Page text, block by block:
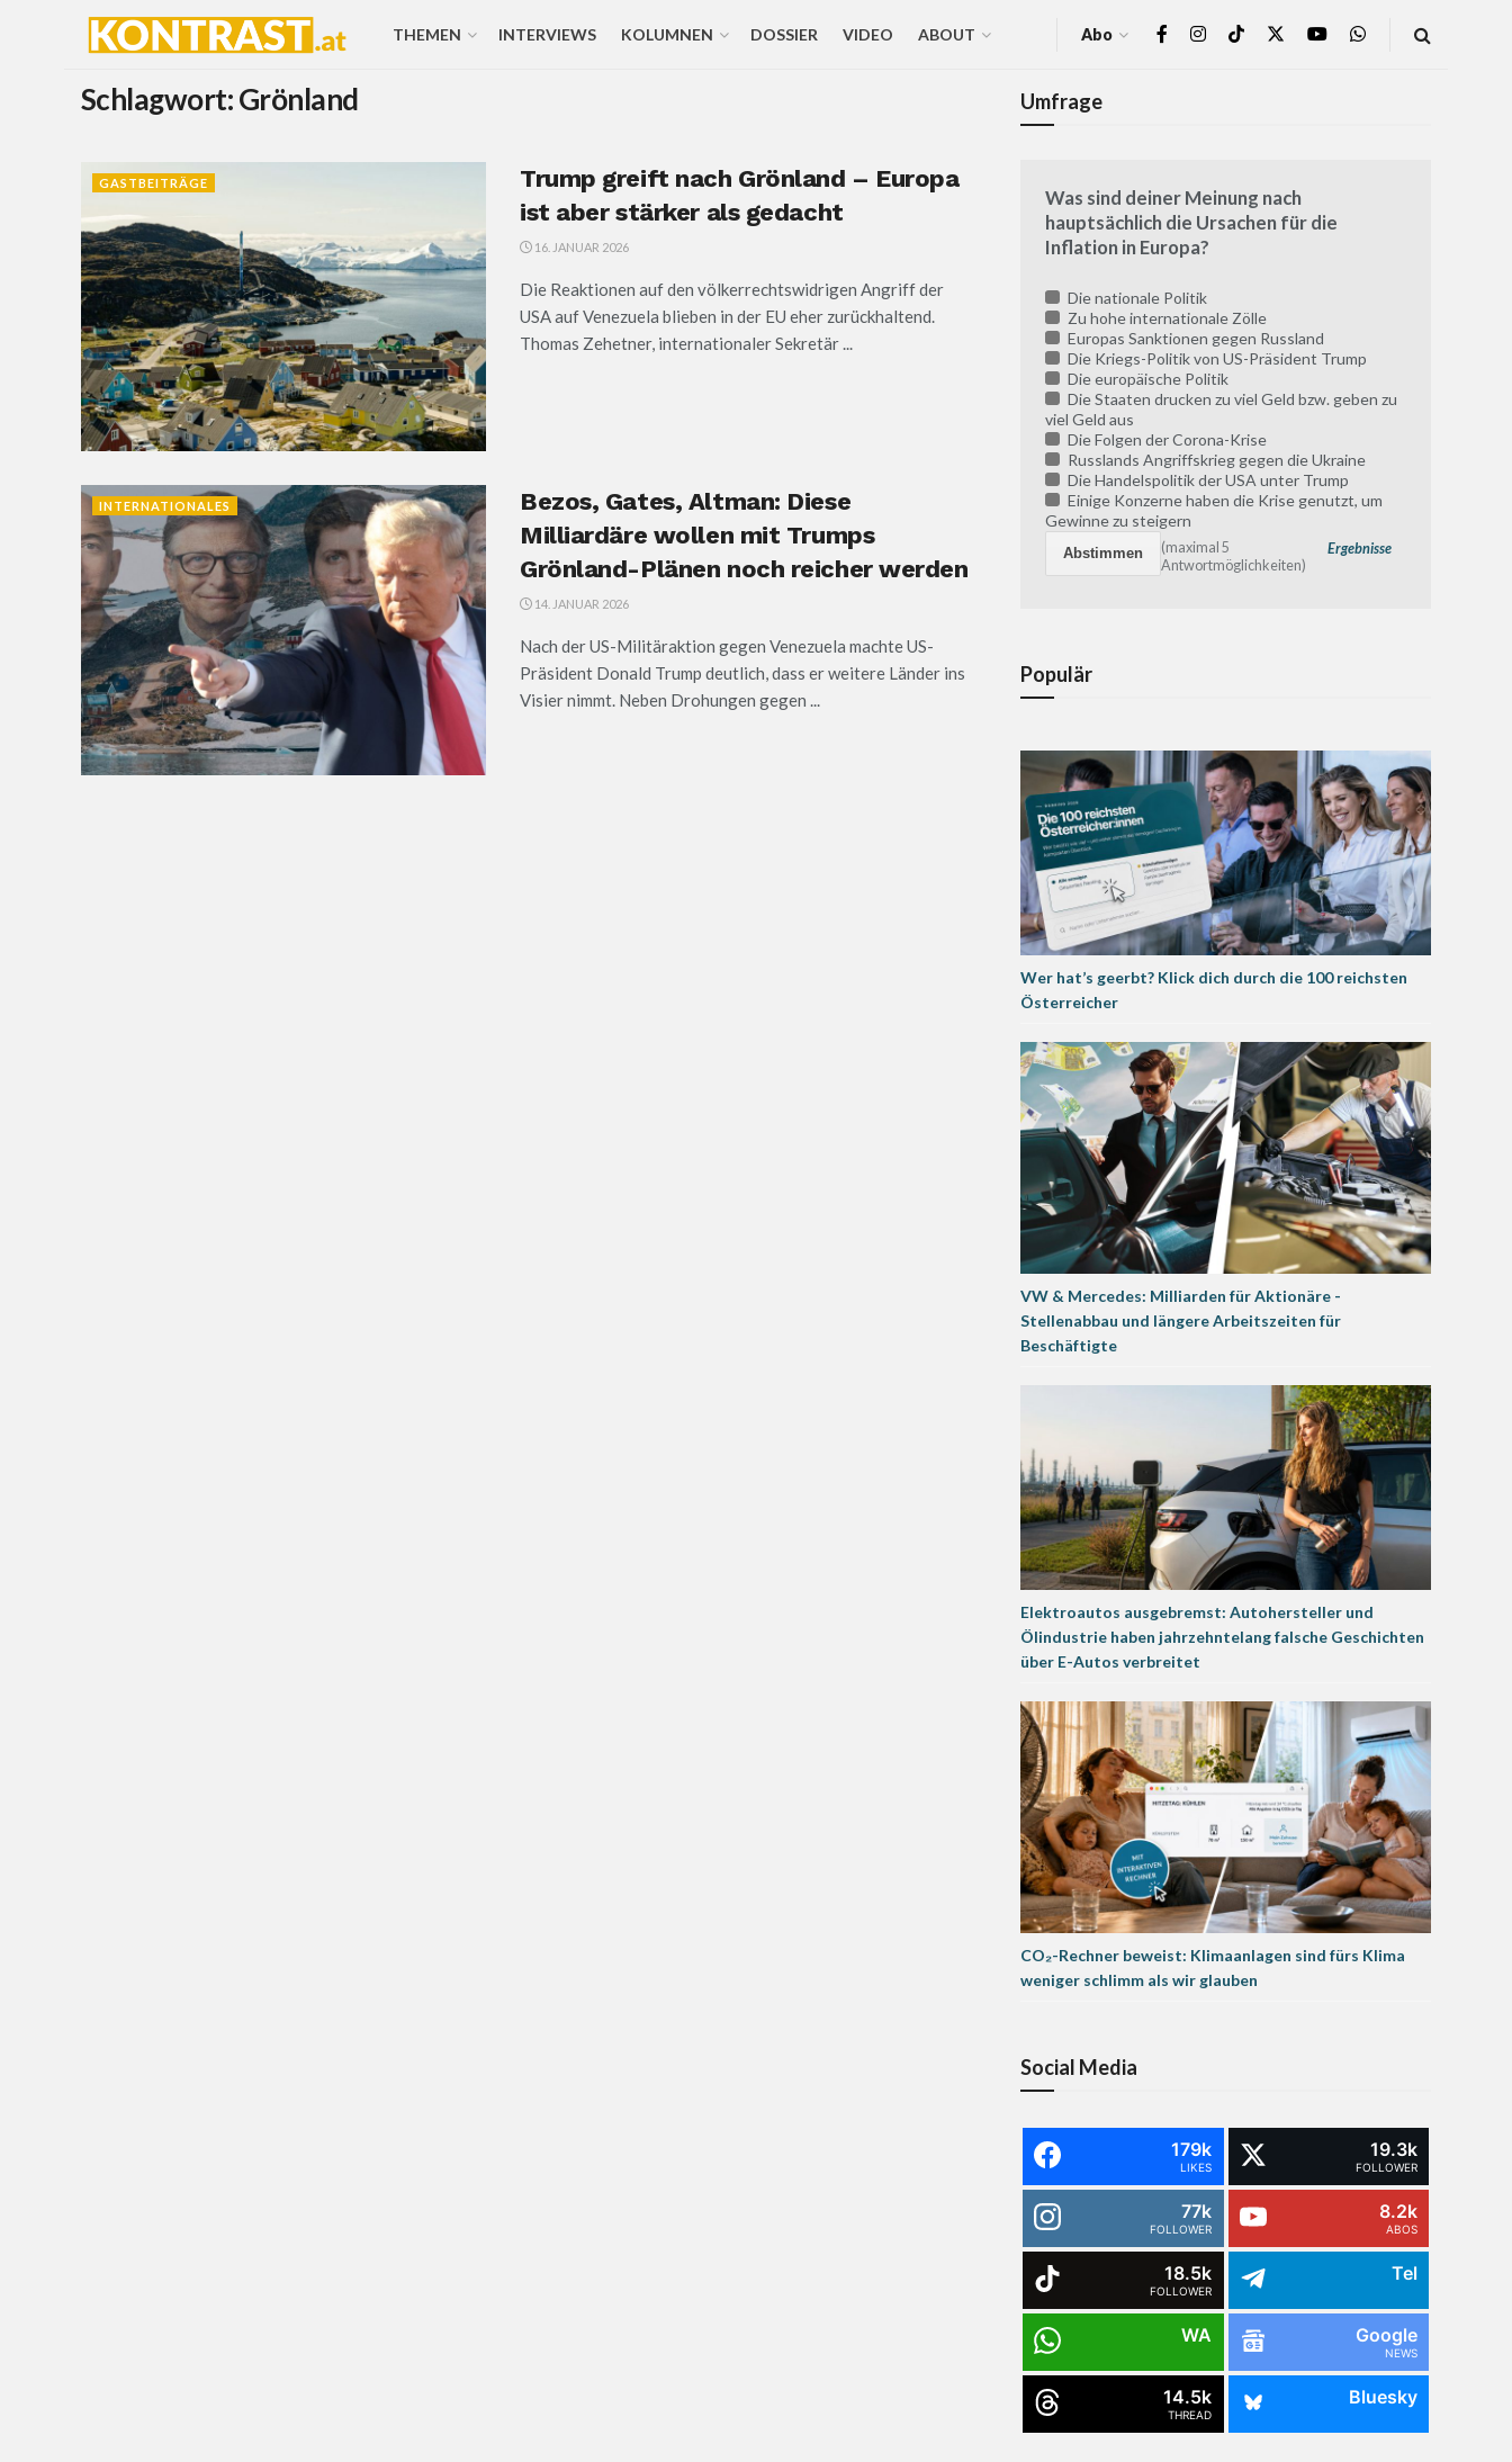
THEMEN INTERVIEWS KOLUMNEN DOSSIER VIDEO ABOUT Abo
Schlagwort:Grönland
GASTBEITRÄGE
Trump greift nach Grönland – Europa
ist aber stärker als gedacht
16. JANUAR 2026
Die Reaktionen auf den völkerrechtswidrigen Angriff der
USA auf Venezuela blieben in der EU eher zurückhaltend.
Thomas Zehetner, internationaler Sekretär ...
INTERNATIONALES
Bezos, Gates, Altman: Diese
Milliardäre wollen mit Trumps
Grönland-Plänen noch reicher werden
14. JANUAR 2026
Nach der US-Militäraktion gegen Venezuela machte US-
Präsident Donald Trump deutlich, dass er weitere Länder ins
Visier nimmt. Neben Drohungen gegen ...
Umfrage
Was sind deiner Meinung nach
hauptsächlich die Ursachen für die
Inflation in Europa?
Die nationale Politik
Zu hohe internationale Zölle
Europas Sanktionen gegen Russland
Die Kriegs-Politik von US-Präsident Trump
Die europäische Politik
Die Staaten drucken zu viel Geld bzw. geben zu
viel Geld aus
Die Folgen der Corona-Krise
Russlands Angriffskrieg gegen die Ukraine
Die Handelspolitik der USA unter Trump
Einige Konzerne haben die Krise genutzt, um
Gewinne zu steigern
Ergebnisse
(maximal 5
Antwortmöglichkeiten)
Populär
Wer hat’s geerbt? Klick dich durch die 100 reichsten
Österreicher
VW & Mercedes: Milliarden für Aktionäre -
Stellenabbau und längere Arbeitszeiten für
Beschäftigte
Elektroautos ausgebremst: Autohersteller und
Ölindustrie haben jahrzehntelang falsche Geschichten
über E-Autos verbreitet
CO₂-Rechner beweist: Klimaanlagen sind fürs Klima
weniger schlimm als wir glauben
Social Media
179k
LIKES
19.3k
FOLLOWER
77k
FOLLOWER
8.2k
ABOS
18.5k
FOLLOWER
Tel
WA Google
NEWS
14.5k
THREAD
Bluesky